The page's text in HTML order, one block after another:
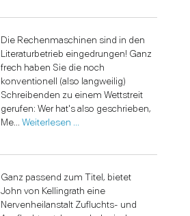
Die Rechenmaschinen sind in den
Literaturbetrieb eingedrungen! Ganz
frech haben Sie die noch
konventionell (also langweilig)
Schreibenden zu einem Wettstreit
gerufen: Wer hat's also geschrieben,
Me... Weiterlesen …
Ganz passend zum Titel, bietet
John von Kellingrath eine
Nervenheilanstalt Zufluchts- und